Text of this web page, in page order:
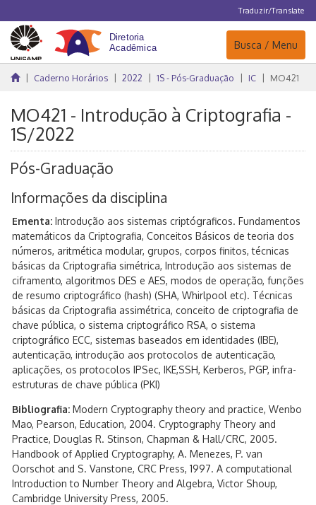
Traduzir/Translate
Navegação
Busca / Menu
Caderno Horários 2022 1S - Pós-Graduação IC MO421
MO421 - Introdução à Criptografia -
1S/2022
Pós-Graduação
Informações da disciplina
Ementa: Introdução aos sistemas criptógraficos. Fundamentos
matemáticos da Criptografia, Conceitos Básicos de teoria dos
números, aritmética modular, grupos, corpos finitos, técnicas
básicas da Criptografia simétrica, Introdução aos sistemas de
ciframento, algoritmos DES e AES, modos de operação, funções
de resumo criptográfico (hash) (SHA, Whirlpool etc). Técnicas
básicas da Criptografia assimétrica, conceito de criptografia de
chave pública, o sistema criptográfico RSA, o sistema
criptográfico ECC, sistemas baseados em identidades (IBE),
autenticação, introdução aos protocolos de autenticação,
aplicações, os protocolos IPSec, IKE,SSH, Kerberos, PGP, infra-
estruturas de chave pública (PKI)
Bibliografia: Modern Cryptography theory and practice, Wenbo
Mao, Pearson, Education, 2004. Cryptography Theory and
Practice, Douglas R. Stinson, Chapman & Hall/CRC, 2005.
Handbook of Applied Cryptography, A. Menezes, P. van
Oorschot and S. Vanstone, CRC Press, 1997. A computational
Introduction to Number Theory and Algebra, Victor Shoup,
Cambridge University Press, 2005.